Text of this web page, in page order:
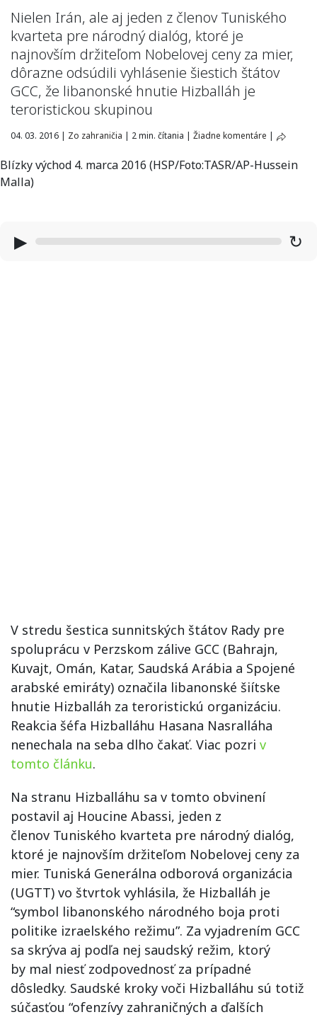
Nielen Irán, ale aj jeden z členov Tuniského
kvarteta pre národný dialóg, ktoré je
najnovším držiteľom Nobelovej ceny za mier,
dôrazne odsúdili vyhlásenie šiestich štátov
GCC, že libanonské hnutie Hizballáh je
teroristickou skupinou
04. 03. 2016 | Zo zahraničia | 2 min. čítania | Žiadne komentáre |
Blízky východ 4. marca 2016 (HSP/Foto:TASR/AP-Hussein
Malla)
▶ ↻
V stredu šestica sunnitských štátov Rady pre
spoluprácu v Perzskom zálive GCC (Bahrajn,
Kuvajt, Omán, Katar, Saudská Arábia a Spojené
arabské emiráty) označila libanonské šiítske
hnutie Hizballáh za teroristickú organizáciu.
Reakcia šéfa Hizballáhu Hasana Nasralláha
nenechala na seba dlho čakať. Viac pozri v
tomto článku.
Na stranu Hizballáhu sa v tomto obvinení
postavil aj Houcine Abassi, jeden z
členov Tuniského kvarteta pre národný dialóg,
ktoré je najnovším držiteľom Nobelovej ceny za
mier. Tuniská Generálna odborová organizácia
(UGTT) vo štvrtok vyhlásila, že Hizballáh je
“symbol libanonského národného boja proti
politike izraelského režimu”. Za vyjadrením GCC
sa skrýva aj podľa nej saudský režim, ktorý
by mal niesť zodpovednosť za prípadné
dôsledky. Saudské kroky voči Hizballáhu sú totiž
súčasťou “ofenzívy zahraničných a ďalších